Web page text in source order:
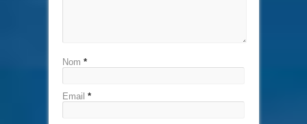
Nom *
Email *